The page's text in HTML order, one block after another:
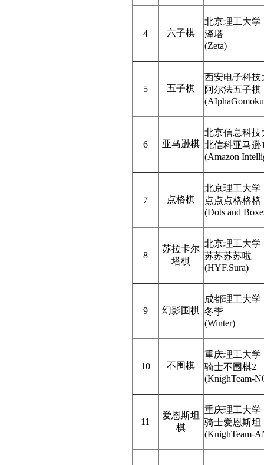
4 六子棋
北京理工大学
泽塔
(Zeta)
5 五子棋
西安电子科技
阿尔法五子棋
6 亚马逊棋
北京信息科技
北信科亚马逊
(Amazon
7 点格棋
北京理工大学
点点点格格格
(Dots and
8
苏拉卡尔
塔棋
北京理工大学
苏苏苏苏啦
(HYF.Sura)
9 幻影围棋
成都理工大学
冬季
(Winter)
10 不围棋
重庆理工大学
骑士不围棋2
(KnighTeam-
11
爱恩斯坦
棋
重庆理工大学
骑士爱恩斯坦
(KnighTeam-